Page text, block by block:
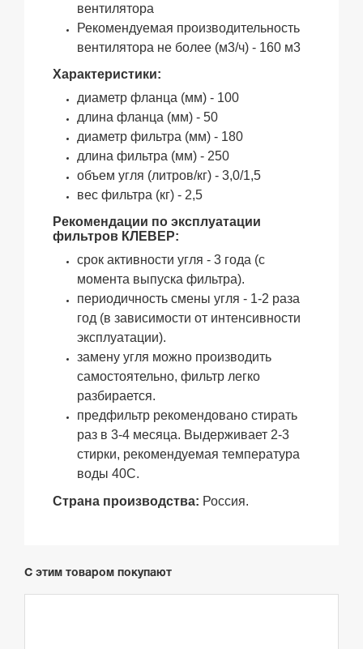
вентилятора
Рекомендуемая производительность
вентилятора не более (м3/ч) - 160 м3
Характеристики:
диаметр фланца (мм) - 100
длина фланца (мм) - 50
диаметр фильтра (мм) - 180
длина фильтра (мм) - 250
объем угля (литров/кг) - 3,0/1,5
вес фильтра (кг) - 2,5
Рекомендации по эксплуатации
фильтров КЛЕВЕР:
срок активности угля - 3 года (с
момента выпуска фильтра).
периодичность смены угля - 1-2 раза
год (в зависимости от интенсивности
эксплуатации).
замену угля можно производить
самостоятельно, фильтр легко
разбирается.
предфильтр рекомендовано стирать
раз в 3-4 месяца. Выдерживает 2-3
стирки, рекомендуемая температура
воды 40С.
Страна производства: Россия.
С этим товаром покупают